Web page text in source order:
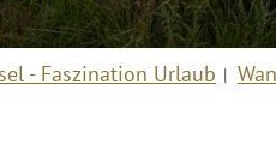
- Faszination Urlaub